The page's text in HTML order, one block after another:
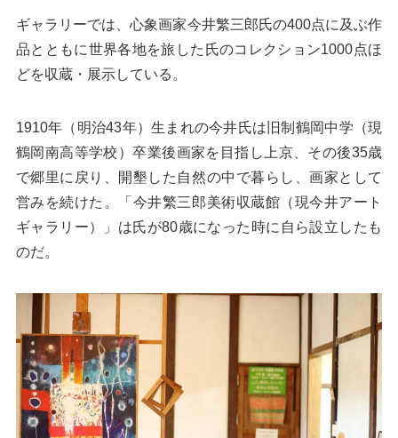
ギャラリーでは、心象画家今井繁三郎氏の400点に及ぶ作
品とともに世界各地を旅した氏のコレクション1000点ほ
どを収蔵・展示している。
1910年（明治43年）生まれの今井氏は旧制鶴岡中学（現
鶴岡南高等学校）卒業後画家を目指し上京、その後35歳
で郷里に戻り、開墾した自然の中で暮らし、画家として
営みを続けた。「今井繁三郎美術収蔵館（現今井アート
ギャラリー）」は氏が80歳になった時に自ら設立したも
のだ。